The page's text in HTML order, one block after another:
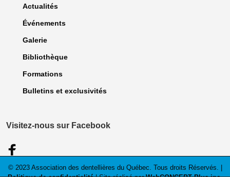
Actualités
Événements
Galerie
Bibliothèque
Formations
Bulletins et exclusivités
Visitez-nous sur Facebook
© 2023 Association des dentellières du Québec. Tous droits Réservés. |